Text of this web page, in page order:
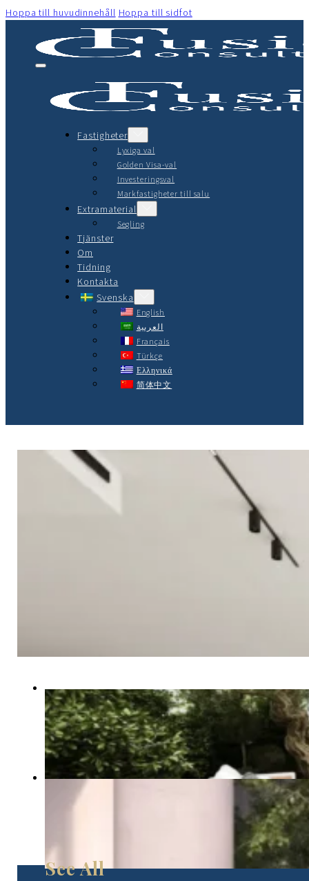
Hoppa till huvudinnehåll Hoppa till sidfot
Fastigheter
Lyxiga val
Golden Visa-val
Investeringsval
Markfastigheter till salu
Extramaterial
Segling
Tjänster
Om
Tidning
Kontakta
Svenska
English
العربية
Français
Türkçe
Ελληνικά
简体中文